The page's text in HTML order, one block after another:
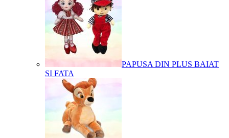
PAPUSA DIN PLUS BAIAT
SI FATA